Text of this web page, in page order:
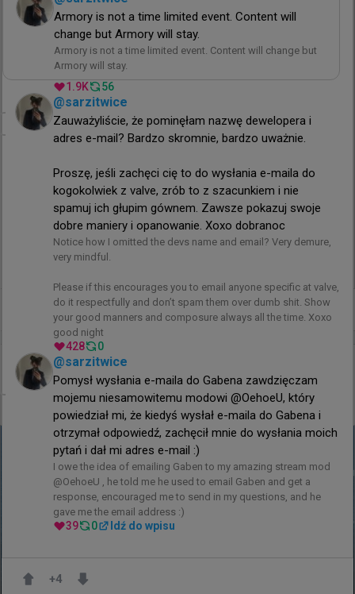
Samo wydarzenie zaplanowano na dni od 28 do
30 sierpnia. Wśród rywali WaR na lanie w St. Louis
zobaczymy takie formacje jak LAG, Lotus,
NuTorious, DETONATE, regain, SportsBetExpert
czy Wanted Goons.
Skład Without a Roof:
Timothy "autimatic" Ta
Tyler "Skadoodle" Latham
Vincent "Brehze" Cayonte
Justin "FaNg" Coakley
4
FERJEE TombStone 5 godzin temu
CS wraca na pokład lotniskowca! Wyjątkowy turniej
akademicki w Brazylii
Armory is not a time limited event. Content will
change but Armory will stay.
Armory is not a time limited event. Content will change but
Armory will stay.
1.9K 56
@sarzitwice
Zauważyliście, że pominęłam nazwę dewelopera i
adres e-mail? Bardzo skromnie, bardzo uważnie.
Proszę, jeśli zachęci cię to do wysłania e-maila do
kogokolwiek z valve, zrób to z szacunkiem i nie
spamuj ich głupim gównem. Zawsze pokazuj swoje
dobre maniery i opanowanie. Xoxo dobranoc
Notice how I omitted the devs name and email? Very demure,
very mindful.
Please if this encourages you to email anyone specific at valve,
do it respectfully and don’t spam them over dumb shit. Show
your good manners and composure always all the time. Xoxo
good night
428 0
@sarzitwice
Pomysł wysłania e-maila do Gabena zawdzięczam
mojemu niesamowitemu modowi @OehoeU, który
powiedział mi, że kiedyś wysłał e-maila do Gabena i
otrzymał odpowiedź, zachęcił mnie do wysłania moich
pytań i dał mi adres e-mail :)
I owe the idea of emailing Gaben to my amazing stream mod
@OehoeU , he told me he used to email Gaben and get a
response, encouraged me to send in my questions, and he
gave me the email address :)
39 0 Idź do wpisu
+4